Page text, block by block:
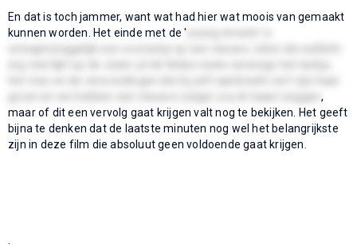
En dat is toch jammer, want wat had hier wat moois van gemaakt
kunnen worden. Het einde met de '
groen en we hebben een nieuwe Ledger zou ik haast zeggen,
maar of dit een vervolg gaat krijgen valt nog te bekijken. Het geeft
bijna te denken dat de laatste minuten nog wel het belangrijkste
zijn in deze film die absoluut geen voldoende gaat krijgen.